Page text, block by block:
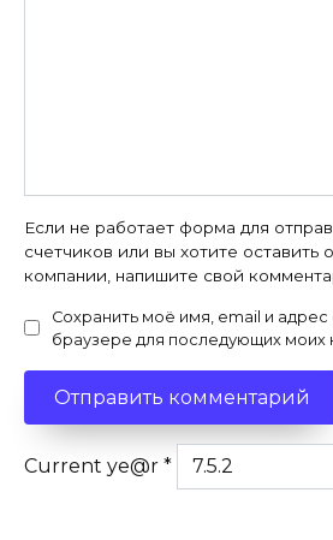
Если не работает форма для
счетчиков или вы хотите оставить
компании, напишите свой
Сохранить моё имя, email и адрес
браузере для последующих моих
Current ye@r *